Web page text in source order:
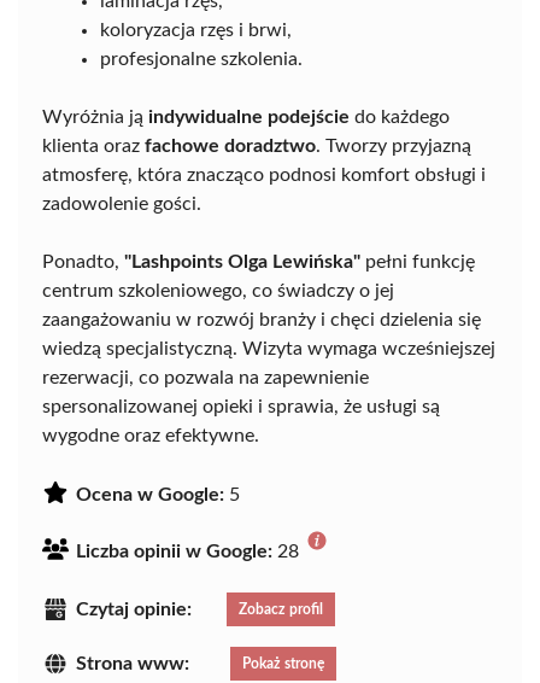
koloryzacja rzęs i brwi,
profesjonalne szkolenia.
Wyróżnia ją indywidualne podejście do każdego
klienta oraz fachowe doradztwo. Tworzy przyjazną
atmosferę, która znacząco podnosi komfort obsługi i
zadowolenie gości.
Ponadto, "Lashpoints Olga Lewińska" pełni funkcję
centrum szkoleniowego, co świadczy o jej
zaangażowaniu w rozwój branży i chęci dzielenia się
wiedzą specjalistyczną. Wizyta wymaga wcześniejszej
rezerwacji, co pozwala na zapewnienie
spersonalizowanej opieki i sprawia, że usługi są
wygodne oraz efektywne.
Ocena w Google: 5
Liczba opinii w Google: 28
Czytaj opinie: Zobacz profil
Strona www: Pokaż stronę